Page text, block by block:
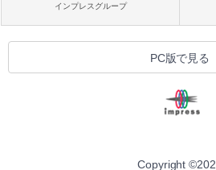
インプレスグループ
PC版で見る
Copyright ©